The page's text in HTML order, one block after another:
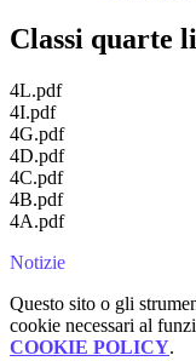
Classi quarte
4L.pdf
4I.pdf
4G.pdf
4D.pdf
4C.pdf
4B.pdf
4A.pdf
Notizie
Questo sito o gli
cookie necessari al
COOKIE POLICY.